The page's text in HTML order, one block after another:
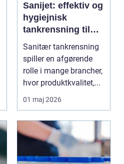
Sanijet: effektiv og
hygiejnisk
tankrensning til
krævende
industrier
Sanitær tankrensning
spiller en afgørende
rolle i mange brancher,
hvor produktkvalitet,...
01 maj 2026